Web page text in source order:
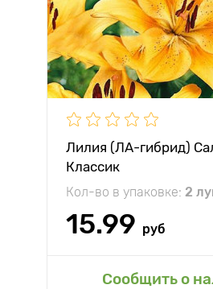
Лилия (ЛА-гибрид)
Классик
Кол-во в упаковке: 2
15.99 руб
Сообщить о